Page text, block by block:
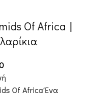
Of Africa |
Of Africa Ένα